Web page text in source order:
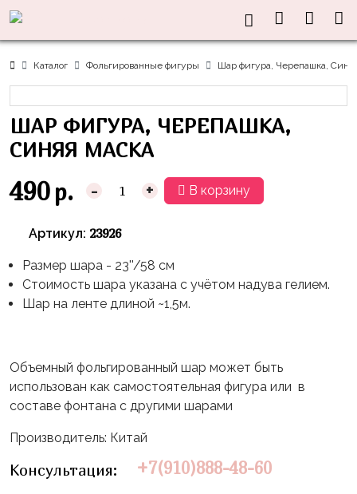
Каталог Фольгированные фигуры Шар фигура, Черепашка,
ШАР ФИГУРА, ЧЕРЕПАШКА,
СИНЯЯ МАСКА
490 р. - + В корзину
Артикул: 23926
Размер шара - 23''/58 см
Стоимость шара указана с учётом надува гелием.
Шар на ленте длиной ~1,5м.
Объемный фольгированный шар может быть
использован как самостоятельная фигура или в
составе фонтана с другими шарами
Производитель: Китай
Консультация: +7(910)888-48-60
консультация?
Акции
Каталог
Латексные
шары
без
Латексные
шары
рисунком
Фольгированные
сердца/
45
см
81
Праздники
8
марта
23
Дембель
Родился
День
Рождения
Влюблённых
Выпускной
Сентября
Хэллоуин
Тематики
Оранжевая
Корова
Маша
Медведь
Трактор
Миньоны
Пикачу
ми-
мишки
Информация
О нас
Доставка
и оплата
Контакты
+7(910)888-
48-
60
zakazsharoff@yandex.ru
г.
Бор,
М.Горького,